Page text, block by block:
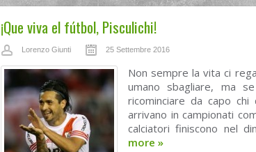
¡Que viva el fútbol, Pisculichi!
Lorenzo Giunti 25 Settembre 2016
Non sempre la vita ci
umano sbagliare, ma
ricominciare da capo
arrivano in campionati
calciatori finiscono nel
more »